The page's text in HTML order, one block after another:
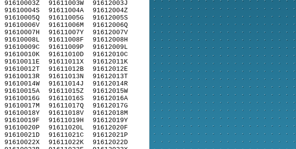
91610003Z
91610004S
91610005Q
91610006V
91610007H
91610008L
91610009C
91610010K
91610011E
91610012T
91610013R
91610014W
91610015A
91610016G
91610017M
91610018Y
91610019F
91610020P
91610021D
91610022X
91611003W
91611004A
91611005G
91611006M
91611007Y
91611008F
91611009P
91611010D
91611011X
91611012B
91611013N
91611014J
91611015Z
91611016S
91611017Q
91611018V
91611019H
91611020L
91611021C
91611022K
91612003J
91612004Z
91612005S
91612006Q
91612007V
91612008H
91612009L
91612010C
91612011K
91612012E
91612013T
91612014R
91612015W
91612016A
91612017G
91612018M
91612019Y
91612020F
91612021P
91612022D